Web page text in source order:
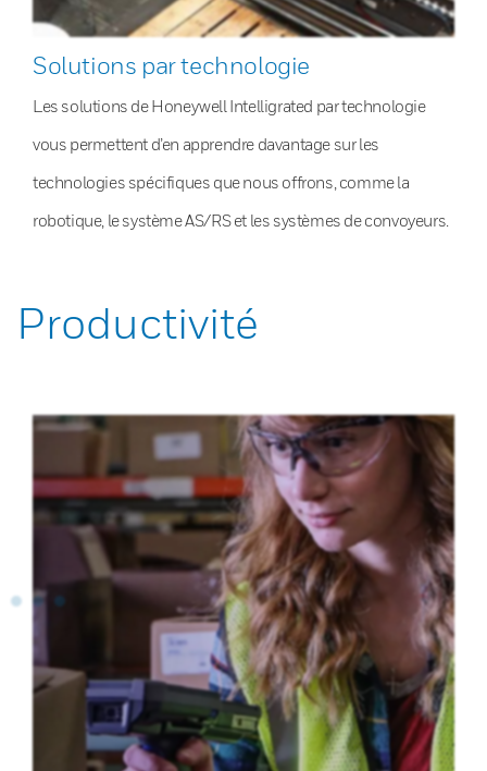
Solutions par technologie
Les solutions de Honeywell Intelligrated par technologie
vous permettent d’en apprendre davantage sur les
technologies spécifiques que nous offrons, comme la
robotique, le système AS/RS et les systèmes de convoyeurs.
Productivité